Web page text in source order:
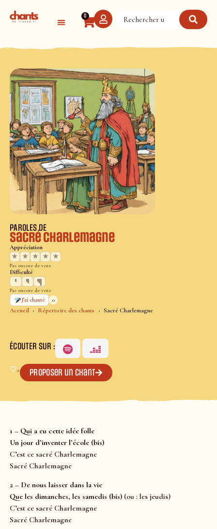
0
Accueil Répertoire des chants Sacré Charlemagne
PAROLES DE
Sacré Charlemagne
Appréciation
★
★ ★ ★ ★
Pas encore de vote
Difficulté
Pas encore de vote
J’ai chanté
0
ÉCOUTER SUR :
♡+ Proposer un chant
1 – Qui a eu cette idée folle
Un jour d’inventer l’école (bis)
C’est ce sacré Charlemagne
Sacré Charlemagne
2 – De nous laisser dans la vie
Que les dimanches, les samedis (bis) (ou : les jeudis)
C’est ce sacré Charlemagne
Sacré Charlemagne